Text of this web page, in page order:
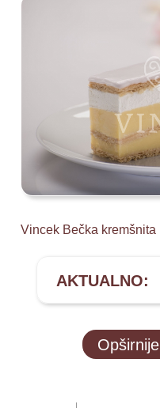
Vincek Bečka kremšnita
AKTUALNO:
Opširnije